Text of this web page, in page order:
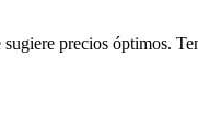
precios óptimos.